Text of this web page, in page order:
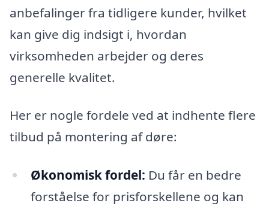
anbefalinger fra tidligere kunder, hvilket
kan give dig indsigt i, hvordan
virksomheden arbejder og deres
generelle kvalitet.
Her er nogle fordele ved at indhente flere
tilbud på montering af døre:
Økonomisk fordel: Du får en bedre
forståelse for prisforskellene og kan